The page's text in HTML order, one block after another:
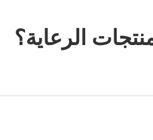
الرعاية؟